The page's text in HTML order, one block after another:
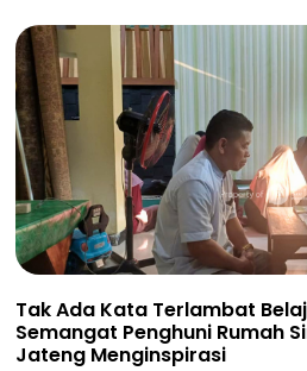
Tak Ada Kata Terlambat
Semangat Penghuni Rumah
Jateng Menginspirasi